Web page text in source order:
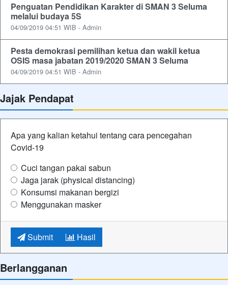
Penguatan Pendidikan Karakter di SMAN 3 Seluma
melalui budaya 5S
04/09/2019 04:51 WIB - Admin
Pesta demokrasi pemilihan ketua dan wakil ketua
OSIS masa jabatan 2019/2020 SMAN 3 Seluma
04/09/2019 04:51 WIB - Admin
Jajak Pendapat
Apa yang kalian ketahui tentang cara pencegahan
Covid-19
Cuci tangan pakai sabun
Jaga jarak (physical distancing)
Konsumsi makanan bergizi
Menggunakan masker
Submit Hasil
Berlangganan